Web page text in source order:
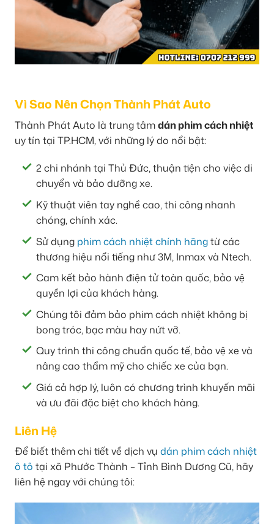
Vì Sao Nên Chọn Thành Phát Auto
Thành Phát Auto là trung tâmdán phim cách nhiệt
uy tín tại TP.HCM, với những lý do nổi bật:
2 chi nhánh tại Thủ Đức, thuận tiện cho việc di
chuyển và bảo dưỡng xe.
Kỹ thuật viên tay nghề cao, thi công nhanh
chóng, chính xác.
Sử dụng phim cách nhiệt chính hãngtừ các
thương hiệu nổi tiếng như 3M, Inmax và Ntech.
Cam kết bảo hành điện tử toàn quốc, bảo vệ
quyền lợi của khách hàng.
Chúng tôi đảm bảo phim cách nhiệt không bị
bong tróc, bạc màu hay nứt vỡ.
Quy trình thi công chuẩn quốc tế, bảo vệ xe và
nâng cao thẩm mỹ cho chiếc xe của bạn.
Giá cả hợp lý, luôn có chương trình khuyến mãi
và ưu đãi đặc biệt cho khách hàng.
Liên Hệ
Để biết thêm chi tiết về dịch vụ dán phim cách nhiệt
ô tô tại xã Phước Thành – Tỉnh Bình Dương Cũ, hãy
liên hệ ngay với chúng tôi: